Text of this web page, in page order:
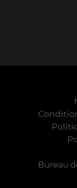
Bureau